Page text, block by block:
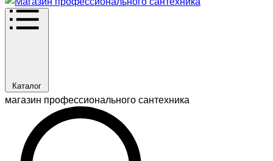
Каталог
магазин профессионального сантехника